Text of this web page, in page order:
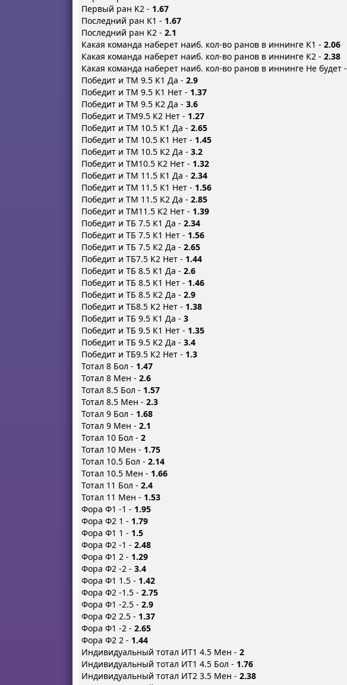
Первый ран K2 - 1.67
Последний ран K1 - 1.67
Последний ран K2 - 2.1
Какая команда наберет наиб. кол-во ранов в иннинге К1 - 2.06
Какая команда наберет наиб. кол-во ранов в иннинге К2 - 2.38
Какая команда наберет наиб. кол-во ранов в иннинге Не будет -
Победит и ТМ 9.5 К1 Да - 2.9
Победит и ТМ 9.5 К1 Нет - 1.37
Победит и ТМ 9.5 К2 Да - 3.6
Победит и ТМ9.5 К2 Нет - 1.27
Победит и ТМ 10.5 К1 Да - 2.65
Победит и ТМ 10.5 К1 Нет - 1.45
Победит и ТМ 10.5 К2 Да - 3.2
Победит и ТМ10.5 К2 Нет - 1.32
Победит и ТМ 11.5 К1 Да - 2.34
Победит и ТМ 11.5 К1 Нет - 1.56
Победит и ТМ 11.5 К2 Да - 2.85
Победит и ТМ11.5 К2 Нет - 1.39
Победит и ТБ 7.5 К1 Да - 2.34
Победит и ТБ 7.5 К1 Нет - 1.56
Победит и ТБ 7.5 К2 Да - 2.65
Победит и ТБ7.5 К2 Нет - 1.44
Победит и ТБ 8.5 К1 Да - 2.6
Победит и ТБ 8.5 К1 Нет - 1.46
Победит и ТБ 8.5 К2 Да - 2.9
Победит и ТБ8.5 К2 Нет - 1.38
Победит и ТБ 9.5 К1 Да - 3
Победит и ТБ 9.5 К1 Нет - 1.35
Победит и ТБ 9.5 К2 Да - 3.4
Победит и ТБ9.5 К2 Нет - 1.3
Тотал 8 Бол - 1.47
Тотал 8 Мен - 2.6
Тотал 8.5 Бол - 1.57
Тотал 8.5 Мен - 2.3
Тотал 9 Бол - 1.68
Тотал 9 Мен - 2.1
Тотал 10 Бол - 2
Тотал 10 Мен - 1.75
Тотал 10.5 Бол - 2.14
Тотал 10.5 Мен - 1.66
Тотал 11 Бол - 2.4
Тотал 11 Мен - 1.53
Фора Ф1 -1 - 1.95
Фора Ф2 1 - 1.79
Фора Ф1 1 - 1.5
Фора Ф2 -1 - 2.48
Фора Ф1 2 - 1.29
Фора Ф2 -2 - 3.4
Фора Ф1 1.5 - 1.42
Фора Ф2 -1.5 - 2.75
Фора Ф1 -2.5 - 2.9
Фора Ф2 2.5 - 1.37
Фора Ф1 -2 - 2.65
Фора Ф2 2 - 1.44
Индивидуальный тотал ИТ1 4.5 Мен - 2
Индивидуальный тотал ИТ1 4.5 Бол - 1.76
Индивидуальный тотал ИТ2 3.5 Мен - 2.38